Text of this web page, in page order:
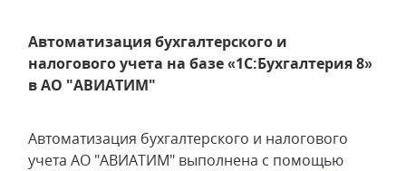
Автоматизация бухгалтерского и
налогового учета на базе «1С:Бухгалтерия 8»
в АО "АВИАТИМ"
Автоматизация бухгалтерского и налогового
учета АО "АВИАТИМ" выполнена с помощью